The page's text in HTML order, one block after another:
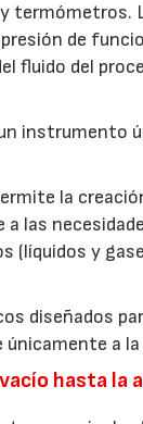
termómetros.
de
fluido del
instrumento
la
a las
(líquidos y
diseñados
a la
hasta la